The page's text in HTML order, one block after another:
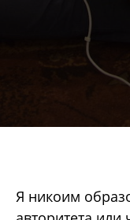
Я никоим